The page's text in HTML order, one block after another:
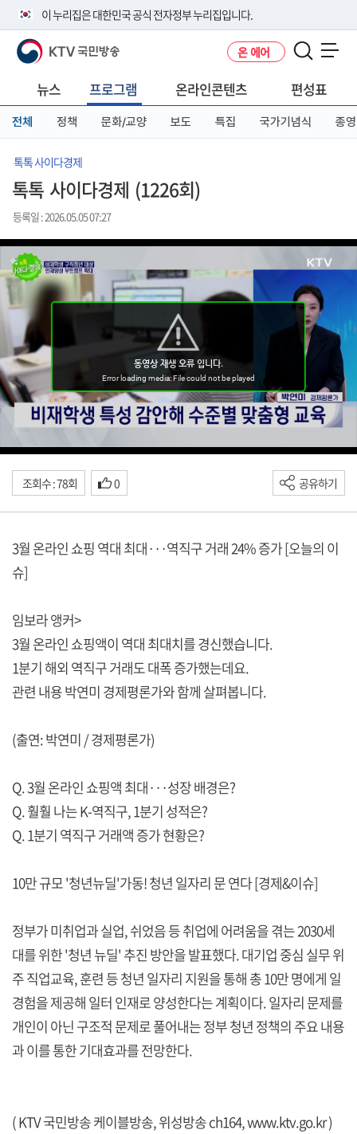
이 누리집은 대한민국 공식 전자정부 누리집입니다.
공식 누리집 주소 확인하기
니다.
이밖에 or.kr 또는 .kr등 다른 도메인 주소를 사용하고 있다면 아래 URL에
서 도메인 주소를 확인해 보세요
KTV 국민방송 온 에어
뉴스 프로그램 온라인콘텐츠 편성표
전체 정책 문화/교양 보도 특집 국가기념식 종영
톡톡 사이다경제
톡톡 사이다경제 (1226회)
등록일 : 2026.05.05 07:27
조회수 : 78회 0 공유하기
3월 온라인 쇼핑 역대 최대···역직구 거래 24% 증가 [오늘의 이
슈]
임보라 앵커>
3월 온라인 쇼핑액이 역대 최대치를 경신했습니다.
1분기 해외 역직구 거래도 대폭 증가했는데요.
관련 내용 박연미 경제평론가와 함께 살펴봅니다.
(출연: 박연미 / 경제평론가)
Q. 3월 온라인 쇼핑액 최대···성장 배경은?
Q. 훨훨 나는 K-역직구, 1분기 성적은?
Q. 1분기 역직구 거래액 증가 현황은?
10만 규모 '청년뉴딜'가동! 청년 일자리 문 연다 [경제&이슈]
정부가 미취업과 실업, 쉬었음 등 취업에 어려움을 겪는 2030세
대를 위한 '청년 뉴딜' 추진 방안을 발표했다. 대기업 중심 실무 위
주 직업교육, 훈련 등 청년 일자리 지원을 통해 총 10만 명에게 일
경험을 제공해 일터 인재로 양성한다는 계획이다. 일자리 문제를
개인이 아닌 구조적 문제로 풀어내는 정부 청년 정책의 주요 내용
과 이를 통한 기대효과를 전망한다.
( KTV 국민방송 케이블방송, 위성방송 ch164,www.ktv.go.kr)